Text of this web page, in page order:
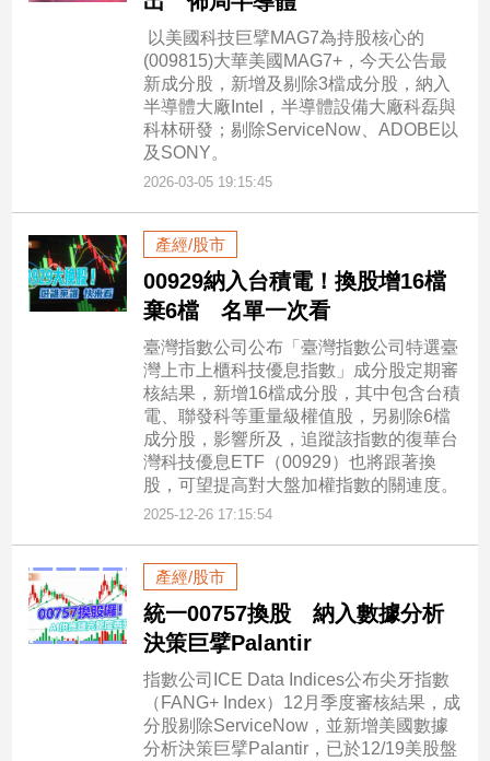
作
媒
體
點】
以美國科技巨擘MAG7為持股核心的
(009815)大華美國MAG7+，今天公告最
新成分股，新增及剔除3檔成分股，納入
半導體大廠Intel，半導體設備大廠科磊與
科林研發；剔除ServiceNow、ADOBE以
及SONY。
2026-03-05 19:15:45
產經/股市
00929納入台積電！換股增16檔
棄6檔 名單一次看
臺灣指數公司公布「臺灣指數公司特選臺
灣上市上櫃科技優息指數」成分股定期審
核結果，新增16檔成分股，其中包含台積
電、聯發科等重量級權值股，另剔除6檔
成分股，影響所及，追蹤該指數的復華台
灣科技優息ETF（00929）也將跟著換
股，可望提高對大盤加權指數的關連度。
2025-12-26 17:15:54
產經/股市
統一00757換股 納入數據分析
決策巨擘Palantir
指數公司ICE Data Indices公布尖牙指數
（FANG+ Index）12月季度審核結果，成
分股剔除ServiceNow，並新增美國數據
分析決策巨擘Palantir，已於12/19美股盤